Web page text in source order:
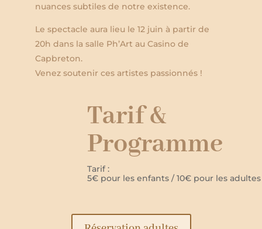
nuances subtiles de notre existence.
Le spectacle aura lieu le 12 juin à partir de
20h dans la salle Ph’Art au Casino de
Capbreton.
Venez soutenir ces artistes passionnés !
Tarif &
Programme
Tarif :
5€ pour les enfants / 10€ pour les adultes